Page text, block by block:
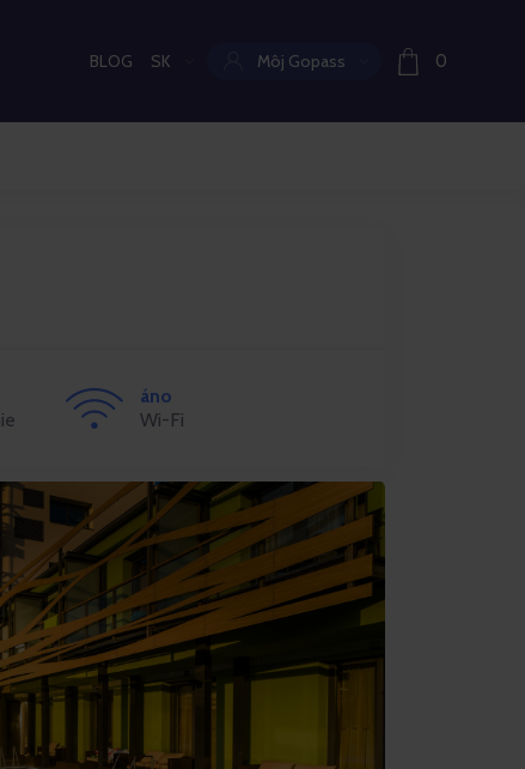
BLOG Aktuální jazyk:
SK Môj Gopass 0
áno
Wi-Fi